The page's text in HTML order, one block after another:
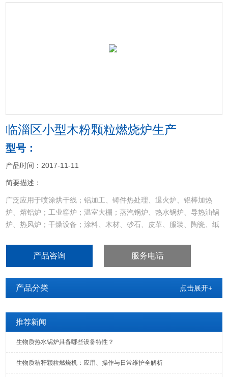
临淄区小型木粉颗粒燃烧炉生产
型号：
产品时间：2017-11-11
简要描述：
广泛应用于喷涂烘干线；铝加工、铸件热处理、退火炉、铝棒加热
炉、熔铝炉；工业窑炉；温室大棚；蒸汽锅炉、热水锅炉、导热油锅
炉、热风炉；干燥设备；涂料、木材、砂石、皮革、服装、陶瓷、纸
产品咨询 服务电话
产品分类 点击展开+
推荐新闻
生物质热水锅炉具备哪些设备特性？
生物质秸秆颗粒燃烧机：应用、操作与日常维护全解析